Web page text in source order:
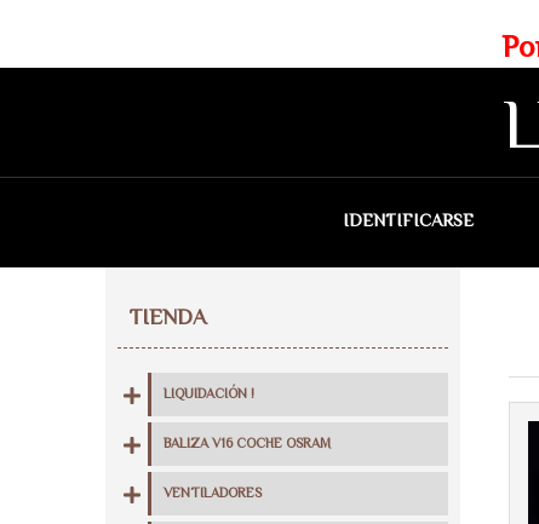
Web exclusiva para
Portes gratis para Madrid
IDENTIFICARSE
TIENDA
LIQUIDACIÓN !
BALIZA V16 COCHE OSRAM
VENTILADORES